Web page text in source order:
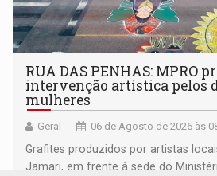
RUA DAS PENHAS: MPRO
intervenção artística pelos
mulheres
Geral 06 de Agosto de 2026 às
Grafites produzidos por artistas
Jamari, em frente à sede do